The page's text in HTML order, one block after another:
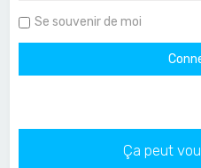
Se souvenir de moi
Ça peut